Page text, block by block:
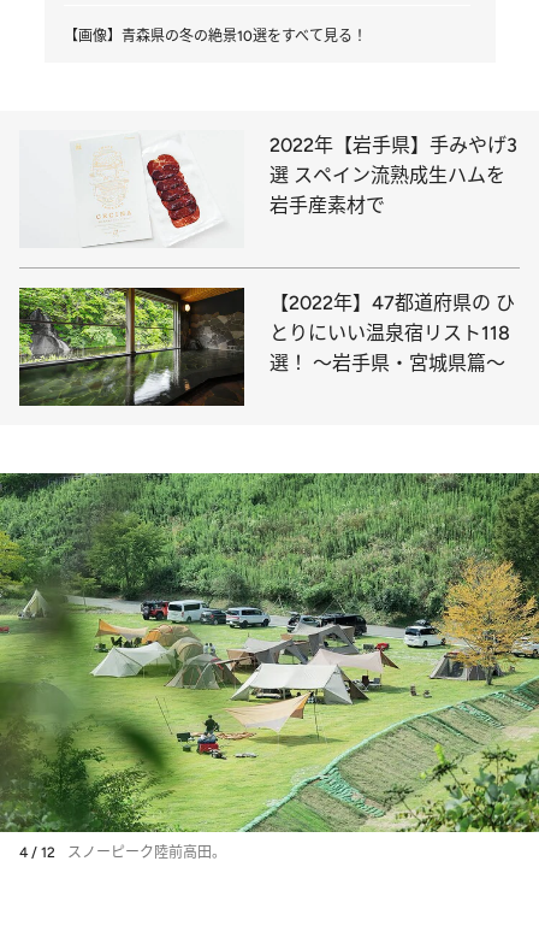
【画像】青森県の冬の絶景10選をすべて見る！
2022年【岩手県】手みやげ3
選 スペイン流熟成生ハムを
岩手産素材で
【2022年】47都道府県の ひ
とりにいい温泉宿リスト118
選！ ～岩手県・宮城県篇～
4 / 12 スノーピーク陸前高田。